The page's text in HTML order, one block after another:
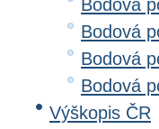
Bodová
Bodová
Bodová
Bodová
Výškopis ČR